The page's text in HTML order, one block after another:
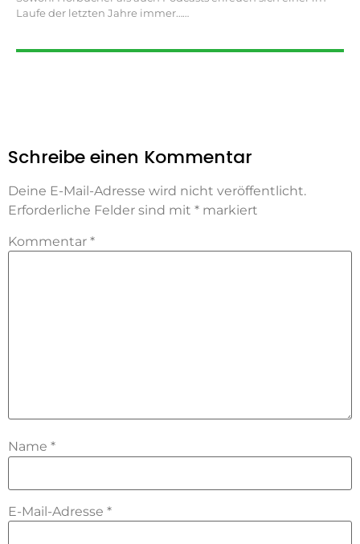
Laufe der letzten Jahre immer…
Schreibe einen Kommentar
Deine E-Mail-Adresse wird nicht veröffentlicht.
Erforderliche Felder sind mit * markiert
Kommentar *
Name *
E-Mail-Adresse *